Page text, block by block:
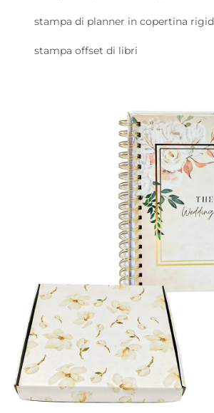
stampa di planner in copertina
stampa offset di libri